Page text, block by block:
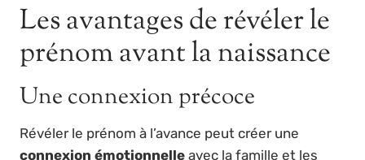
Les avantages de révéler le
prénom avant la naissance
Une connexion précoce
Révéler le prénom à l’avance peut créer une
connexion émotionnelle avec la famille et les